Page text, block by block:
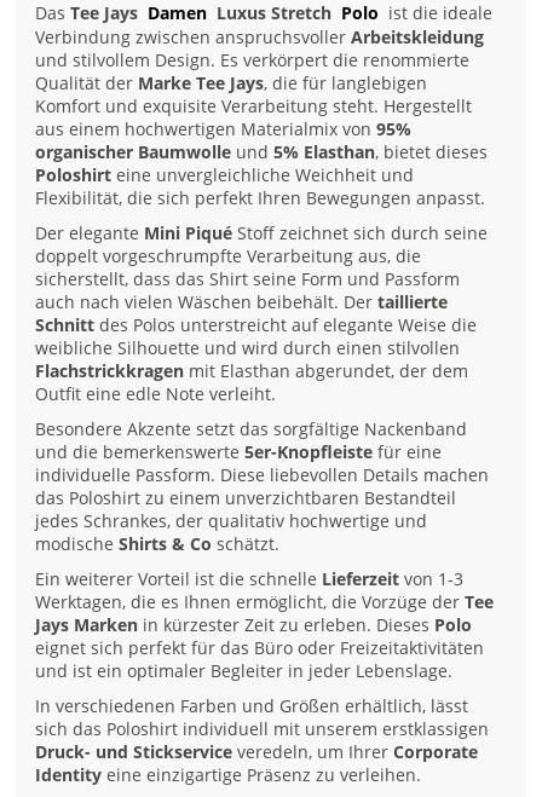
DasTee Jays Damen Luxus Stretch Polo ist die ideale
Verbindung zwischen anspruchsvollerArbeitskleidung
und stilvollem Design. Es verkörpert die renommierte
Qualität der Marke Tee Jays, die für langlebigen
Komfort und exquisite Verarbeitung steht. Hergestellt
aus einem hochwertigen Materialmix von95%
organischer Baumwolle und5% Elasthan, bietet dieses
Poloshirt eine unvergleichliche Weichheit und
Flexibilität, die sich perfekt Ihren Bewegungen anpasst.
Der elegante Mini Piqué Stoff zeichnet sich durch seine
doppelt vorgeschrumpfte Verarbeitung aus, die
sicherstellt, dass das Shirt seine Form und Passform
auch nach vielen Wäschen beibehält. Dertaillierte
Schnitt des Polos unterstreicht auf elegante Weise die
weibliche Silhouette und wird durch einen stilvollen
Flachstrickkragen mit Elasthan abgerundet, der dem
Outfit eine edle Note verleiht.
Besondere Akzente setzt das sorgfältige Nackenband
und die bemerkenswerte5er-Knopfleiste für eine
individuelle Passform. Diese liebevollen Details machen
das Poloshirt zu einem unverzichtbaren Bestandteil
jedes Schrankes, der qualitativ hochwertige und
modischeShirts & Co schätzt.
Ein weiterer Vorteil ist die schnelle Lieferzeit von 1-3
Werktagen, die es Ihnen ermöglicht, die Vorzüge derTee
Jays Marken in kürzester Zeit zu erleben. Dieses Polo
eignet sich perfekt für das Büro oder Freizeitaktivitäten
und ist ein optimaler Begleiter in jeder Lebenslage.
In verschiedenen Farben und Größen erhältlich, lässt
sich das Poloshirt individuell mit unserem erstklassigen
Druck- und Stickservice veredeln, um IhrerCorporate
Identity eine einzigartige Präsenz zu verleihen.